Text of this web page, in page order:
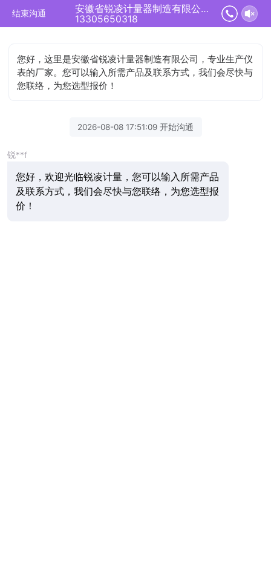
结束沟通
安徽省锐凌计量器制造有限公司正在为您服务
13305650318
您好，这里是安徽省锐凌计量器制造有限公司，专业生产仪
表的厂家。您可以输入所需产品及联系方式，我们会尽快与
您联络，为您选型报价！
2026-08-08 17:51:09 开始沟通
锐**f
您好，欢迎光临锐凌计量，您可以输入所需产品
及联系方式，我们会尽快与您联络，为您选型报
价！